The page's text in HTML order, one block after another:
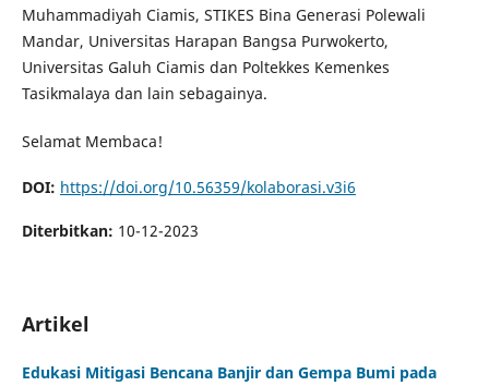
Muhammadiyah Ciamis, STIKES Bina Generasi Polewali
Mandar, Universitas Harapan Bangsa Purwokerto,
Universitas Galuh Ciamis dan Poltekkes Kemenkes
Tasikmalaya dan lain sebagainya.
Selamat Membaca!
DOI: https://doi.org/10.56359/kolaborasi.v3i6
Diterbitkan: 10-12-2023
Artikel
Edukasi Mitigasi Bencana Banjir dan Gempa Bumi pada